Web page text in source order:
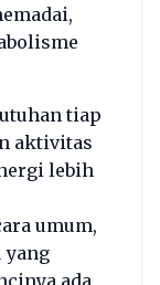
tiap
aktivitas
lebih
umum,
yang
ada